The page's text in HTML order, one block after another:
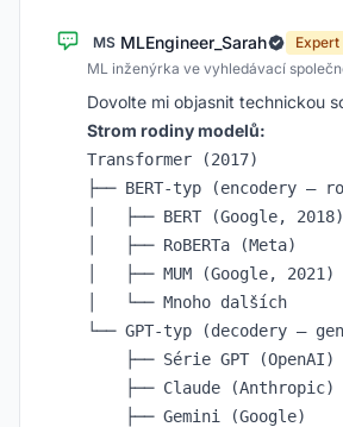
MS MLEngineer_Sarah
Expert
ML inženýrka ve vyhledávací
Dovolte mi objasnit technickou
Strom rodiny modelů:
Transformer (2017)
├── BERT-typ (encodery –
│   ├── BERT (Google, 2018)
│   ├── RoBERTa (Meta)
│   ├── MUM (Google, 2021)
│   └── Mnoho dalších
└── GPT-typ (decodery –
    ├── Série GPT (OpenAI)
    ├── Claude (Anthropic)
    ├── Gemini (Google)